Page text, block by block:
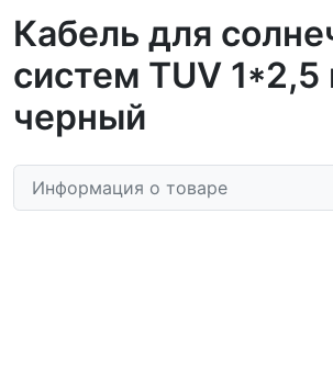
Кабель для
систем TUV
черный
Информация о товаре